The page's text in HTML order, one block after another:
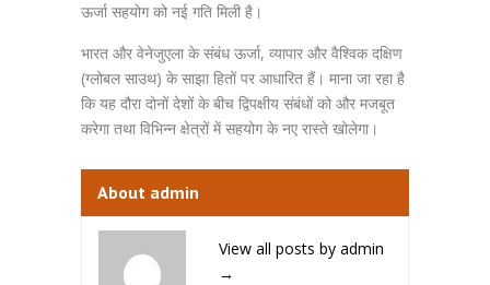
ऊर्जा सहयोग को नई गति मिली है।
भारत और वेनेजुएला के संबंध ऊर्जा, व्यापार और वैश्विक दक्षिण
(ग्लोबल साउथ) के साझा हितों पर आधारित हैं। माना जा रहा है
कि यह दौरा दोनों देशों के बीच द्विपक्षीय संबंधों को और मजबूत
करेगा तथा विभिन्न क्षेत्रों में सहयोग के नए रास्ते खोलेगा।
About admin
View all posts by admin
→